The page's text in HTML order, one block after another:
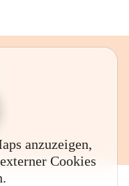
anzuzeigen,
Cookies